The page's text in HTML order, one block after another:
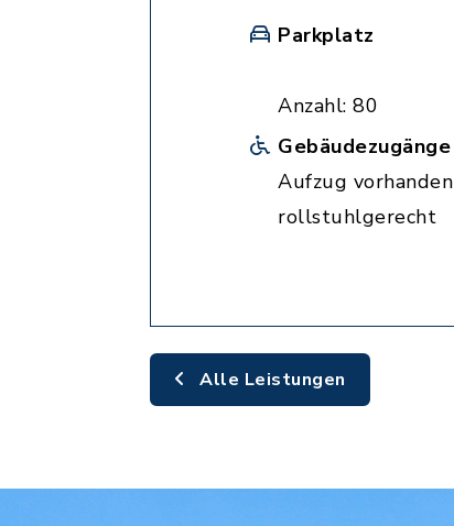
Parkplatz
Anzahl: 80
Gebäudezugänge
Aufzug vorhanden
rollstuhlgerecht
Alle Leistungen